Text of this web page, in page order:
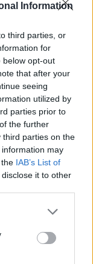
Information
third parties, or
for
below opt-out
that after your
seeing
utilized by
parties prior to
the further
third parties on the
information may
IAB’s List of
it to other
κατοχή της το
ευρώ
τους
με την